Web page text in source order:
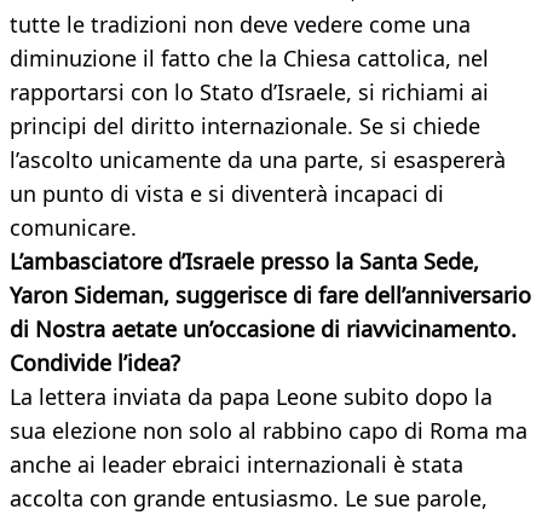
tutte le tradizioni non deve vedere come una
diminuzione il fatto che la Chiesa cattolica, nel
rapportarsi con lo Stato d’Israele, si richiami ai
principi del diritto internazionale. Se si chiede
l’ascolto unicamente da una parte, si esaspererà
un punto di vista e si diventerà incapaci di
comunicare.
L’ambasciatore d’Israele presso la Santa Sede,
Yaron Sideman, suggerisce di fare dell’anniversario
di Nostra aetate un’occasione di riavvicinamento.
Condivide l’idea?
La lettera inviata da papa Leone subito dopo la
sua elezione non solo al rabbino capo di Roma ma
anche ai leader ebraici internazionali è stata
accolta con grande entusiasmo. Le sue parole,